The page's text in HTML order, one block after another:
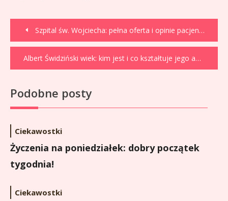
Nawigacja
wpisu
Szpital św. Wojciecha: pełna oferta i opinie pacjentów
Albert Świdziński wiek: kim jest i co kształtuje jego analizy?
Podobne posty
Ciekawostki
Życzenia na poniedziałek: dobry początek
tygodnia!
Ciekawostki